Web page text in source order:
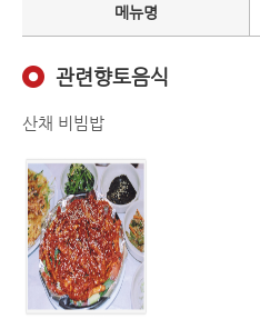
메뉴명
관련향토음식
산채 비빔밥